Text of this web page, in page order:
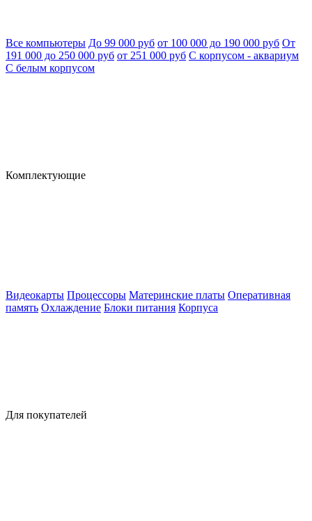
Все компьютеры До 99 000 руб от 100 000 до 190 000 руб От
191 000 до 250 000 руб от 251 000 руб С корпусом - аквариум
С белым корпусом
Комплектующие
Видеокарты Процессоры Материнские платы Оперативная
память Охлаждение Блоки питания Корпуса
Для покупателей